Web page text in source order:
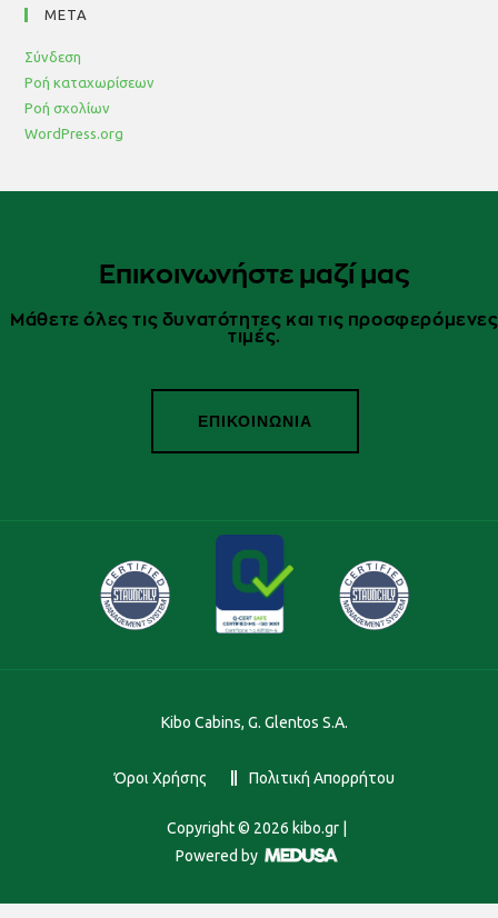
META
Σύνδεση
Ροή καταχωρίσεων
Ροή σχολίων
WordPress.org
Επικοινωνήστε μαζί μας
Μάθετε όλες τις δυνατότητες και τις προσφερόμενες
τιμές.
ΕΠΙΚΟΙΝΩΝΙΑ
Kibo Cabins, G. Glentos S.A.
Όροι Χρήσης Πολιτική Απορρήτου
Copyright © 2026 kibo.gr |
Powered by